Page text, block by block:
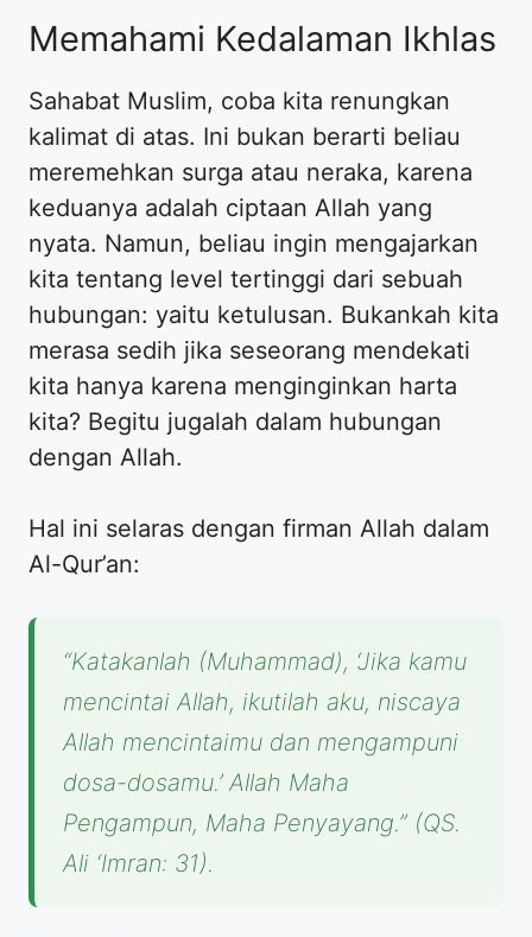
Memahami Kedalaman Ikhlas
Sahabat Muslim, coba kita renungkan
kalimat di atas. Ini bukan berarti beliau
meremehkan surga atau neraka, karena
keduanya adalah ciptaan Allah yang
nyata. Namun, beliau ingin mengajarkan
kita tentang level tertinggi dari sebuah
hubungan: yaitu ketulusan. Bukankah kita
merasa sedih jika seseorang mendekati
kita hanya karena menginginkan harta
kita? Begitu jugalah dalam hubungan
dengan Allah.
Hal ini selaras dengan firman Allah dalam
Al-Qur’an:
“Katakanlah (Muhammad), ‘Jika kamu
mencintai Allah, ikutilah aku, niscaya
Allah mencintaimu dan mengampuni
dosa-dosamu.’ Allah Maha
Pengampun, Maha Penyayang.” (QS.
Ali ‘Imran: 31).